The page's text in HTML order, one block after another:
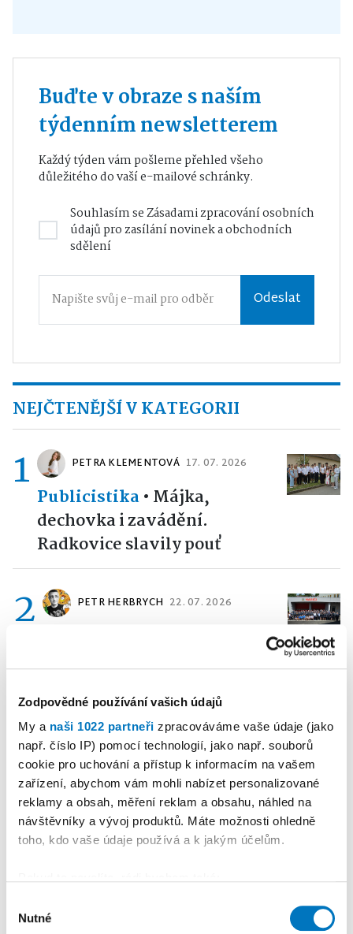
Zodpovědné používání vašich údajů
My a naši 1022 partneři zpracováváme vaše údaje (jako
např. číslo IP) pomocí technologií, jako např. souborů
cookie pro uchování a přístup k informacím na vašem
zařízení, abychom vám mohli nabízet personalizované
reklamy a obsah, měření reklam a obsahu, náhled na
návštěvníky a vývoj produktů. Máte možnosti ohledně
toho, kdo vaše údaje používá a k jakým účelům.
poloze, které mohou být přesné na několik metrů
souhlasu
Nutné
Buďte v obraze s naším
týdenním newsletterem
Každý týden vám pošleme přehled všeho
důležitého do vaší e-mailové schránky.
Souhlasím seZásadami zpracování osobních
údajůpro zasílání novinek a obchodních
sdělení
Odeslat
NEJČTENĚJŠÍ V KATEGORII
1 PETRA KLEMENTOVÁ 17. 07. 2026
Publicistika• Májka,
dechovka i zavádění.
Radkovice slavily pouť
2 PETR HERBRYCH 22. 07. 2026
3
MARTINA DĚDKOVÁ
CHROMÁ
2026
Publicistika •Sestry chybí.
Nemocnice bijí na poplach
4
MARTINA DĚDKOVÁ
CHROMÁ
04. 08.
2026